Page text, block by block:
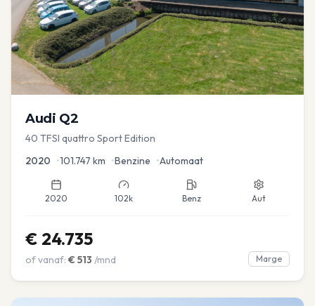
Audi Q2
40 TFSI quattro Sport Edition
2020 •101.747 km •Benzine •Automaat
2020 102k Benz Aut
€ 24.735
of vanaf: € 513 /mnd Marge